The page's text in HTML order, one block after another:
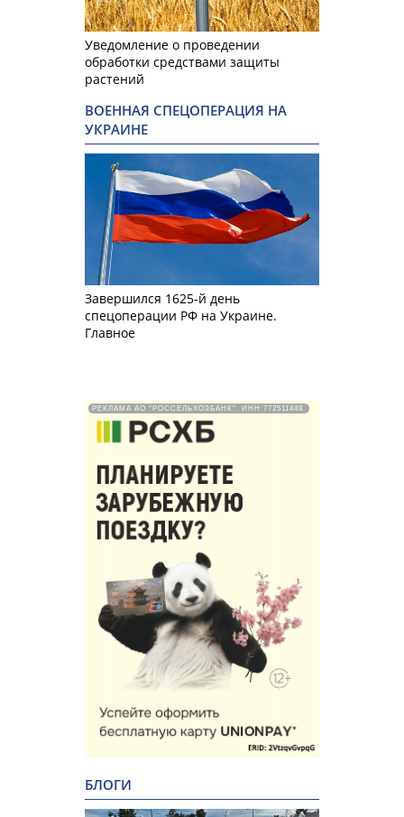
Уведомление о проведении
обработки средствами защиты
растений
ВОЕННАЯ СПЕЦОПЕРАЦИЯ НА
УКРАИНЕ
Завершился 1625-й день
спецоперации РФ на Украине.
Главное
РЕКЛАМА АО "РОССЕЛЬХОЗБАНК". ИНН 772511448.
БЛОГИ